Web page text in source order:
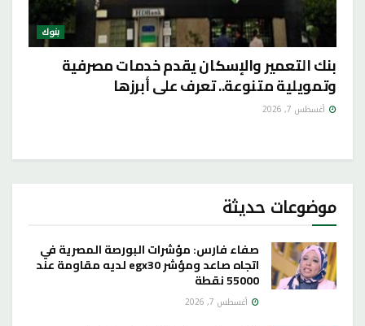
بنوك
بنك التعمير والإسكان يقدم خدمات مصرفية
وتمويلية متنوعة.. تعرف على أبرزها
أغسطس 7, 2026
موضوعات حديثة
صفاء فارس: مؤشرات البورصة المصرية في
اتجاه صاعد ومؤشر egx30 لديه مقاومة عند
55000 نقطة
أغسطس 7, 2026